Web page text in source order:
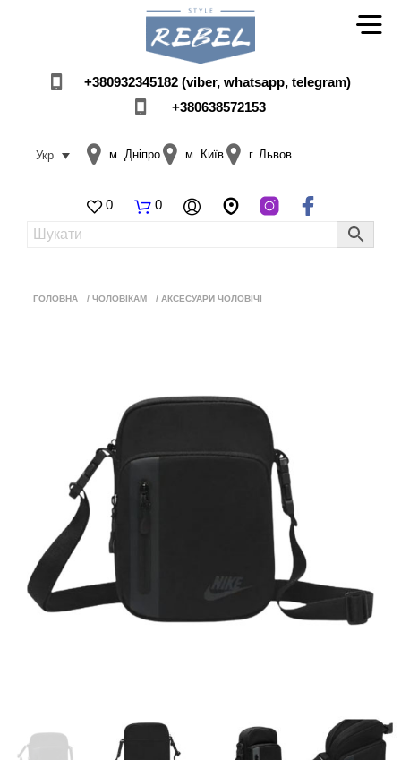
+380932345182 (viber, whatsapp, telegram)
+380638572153
Укр м. Дніпро м. Київ г. Львов
0 0
ГОЛОВНА / ЧОЛОВІКАМ / АКСЕСУАРИ ЧОЛОВІЧІ